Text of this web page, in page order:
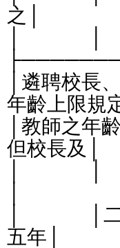
之│
│              │
│遴聘校長
年齡上限規
│教師之年
但校長及│
│
│
五年│